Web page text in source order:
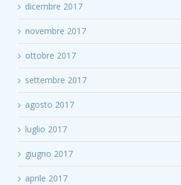
dicembre 2017
novembre 2017
ottobre 2017
settembre 2017
agosto 2017
luglio 2017
giugno 2017
aprile 2017